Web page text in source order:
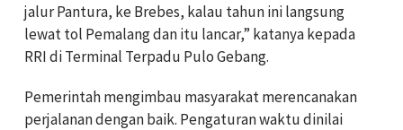
jalur Pantura, ke Brebes, kalau tahun ini langsung
lewat tol Pemalang dan itu lancar,” katanya kepada
RRI di Terminal Terpadu Pulo Gebang.
Pemerintah mengimbau masyarakat merencanakan
perjalanan dengan baik. Pengaturan waktu dinilai